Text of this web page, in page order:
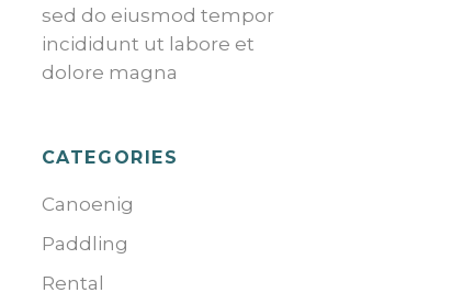
sed do eiusmod tempor
incididunt ut labore et
dolore magna
CATEGORIES
Canoenig
Paddling
Rental